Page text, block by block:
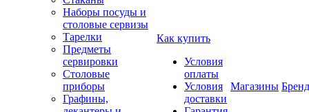
Наборы посуды и
столовые сервизы
Тарелки
Предметы
сервировки
Столовые
приборы
Графины,
Как купить
Условия
оплаты
Условия
доставки
Магазины